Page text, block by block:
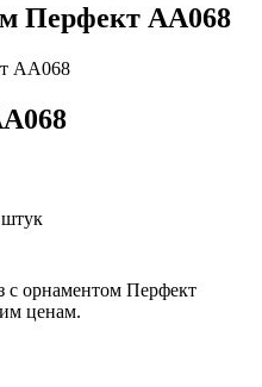
Перфект AA068
штук
орнаментом Перфект
ценам.